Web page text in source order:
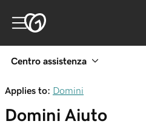
Centro assistenza
Applies to: Domini
Domini Aiuto